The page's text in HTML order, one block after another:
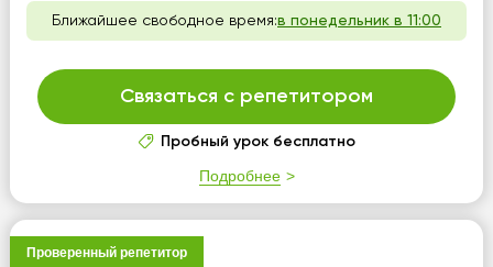
Ближайшее свободное время:в понедельник в 11:00
Связаться с репетитором
Пробный урок бесплатно
Подробнее
Проверенный репетитор